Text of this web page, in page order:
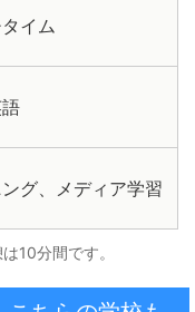
イム
グ、メディア学習
10分間です。